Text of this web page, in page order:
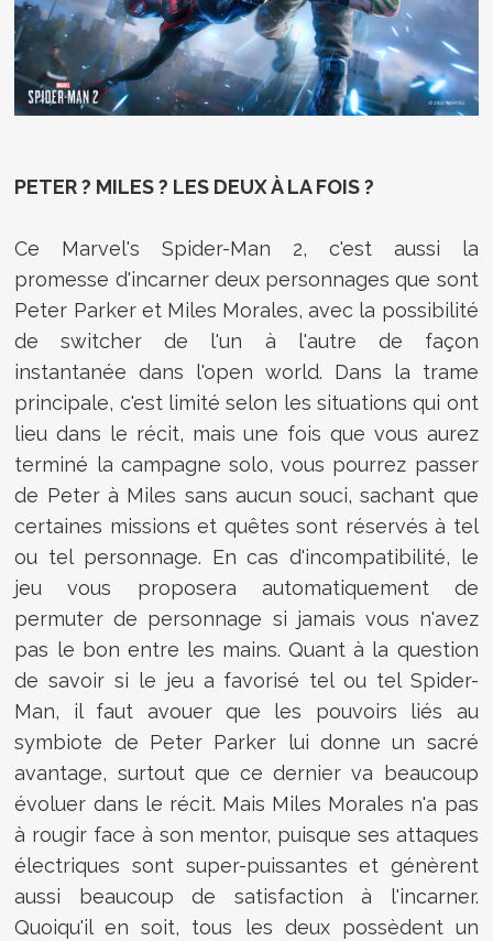
PETER ? MILES ? LES DEUX À LA FOIS ?
Ce Marvel's Spider-Man 2, c'est aussi la
promesse d'incarner deux personnages que sont
Peter Parker et Miles Morales, avec la possibilité
de switcher de l'un à l'autre de façon
instantanée dans l'open world. Dans la trame
principale, c'est limité selon les situations qui ont
lieu dans le récit, mais une fois que vous aurez
terminé la campagne solo, vous pourrez passer
de Peter à Miles sans aucun souci, sachant que
certaines missions et quêtes sont réservés à tel
ou tel personnage. En cas d'incompatibilité, le
jeu vous proposera automatiquement de
permuter de personnage si jamais vous n'avez
pas le bon entre les mains. Quant à la question
de savoir si le jeu a favorisé tel ou tel Spider-
Man, il faut avouer que les pouvoirs liés au
symbiote de Peter Parker lui donne un sacré
avantage, surtout que ce dernier va beaucoup
évoluer dans le récit. Mais Miles Morales n'a pas
à rougir face à son mentor, puisque ses attaques
électriques sont super-puissantes et génèrent
aussi beaucoup de satisfaction à l'incarner.
Quoiqu'il en soit, tous les deux possèdent un